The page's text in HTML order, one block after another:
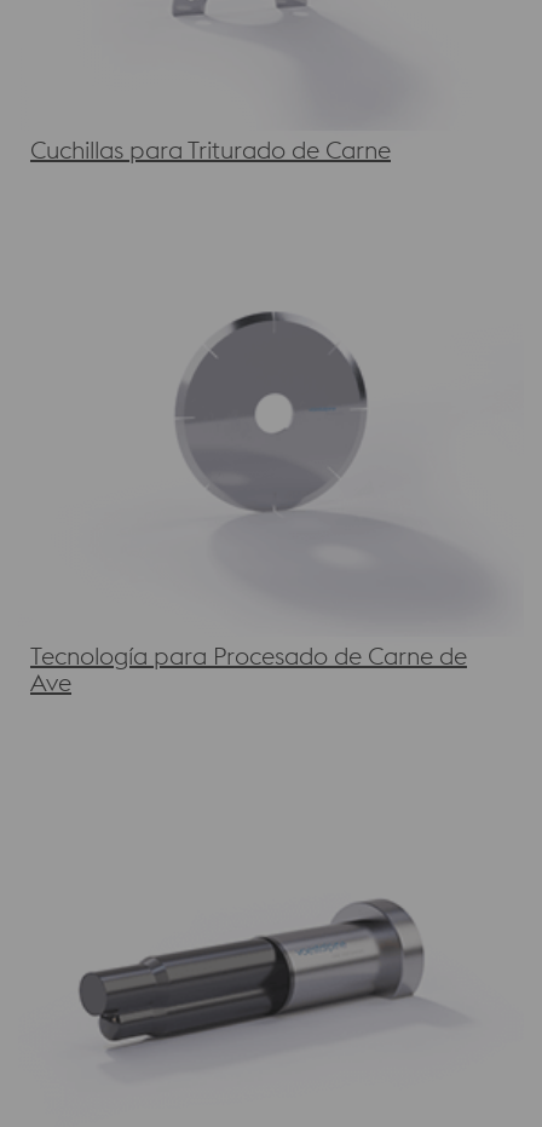
Cuchillas para Triturado de Carne
Tecnología para Procesado de Carne de
Ave